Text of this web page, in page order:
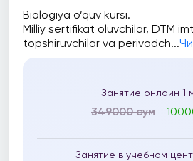
Biologiya o’quv kursi.
Milliy sertifikat oluvchilar, DTM
topshiruvchilar va perivodch...
Занятие онлайн 1
349000 сум
Занятие в учебном